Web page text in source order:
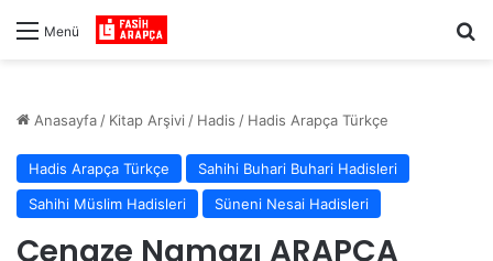
Menü
Anasayfa / Kitap Arşivi / Hadis / Hadis Arapça Türkçe
Hadis Arapça Türkçe
Sahihi Buhari Buhari Hadisleri
Sahihi Müslim Hadisleri
Süneni Nesai Hadisleri
Cenaze Namazı ARAPÇA